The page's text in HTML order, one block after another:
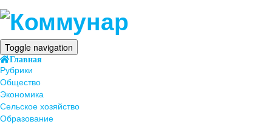
Toggle navigation
Главная
Рубрики
Общество
Экономика
Сельское хозяйство
Образование